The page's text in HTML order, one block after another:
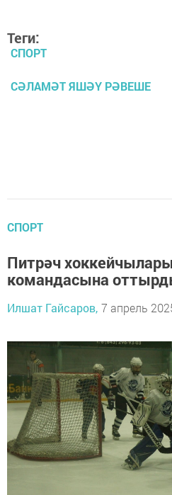
Теги:
СПОРТ
СӘЛАМӘТ ЯШӘҮ РӘВЕШЕ
СПОРТ
Питрәч
командасына
Илшат Гайсаров, 7 апрель